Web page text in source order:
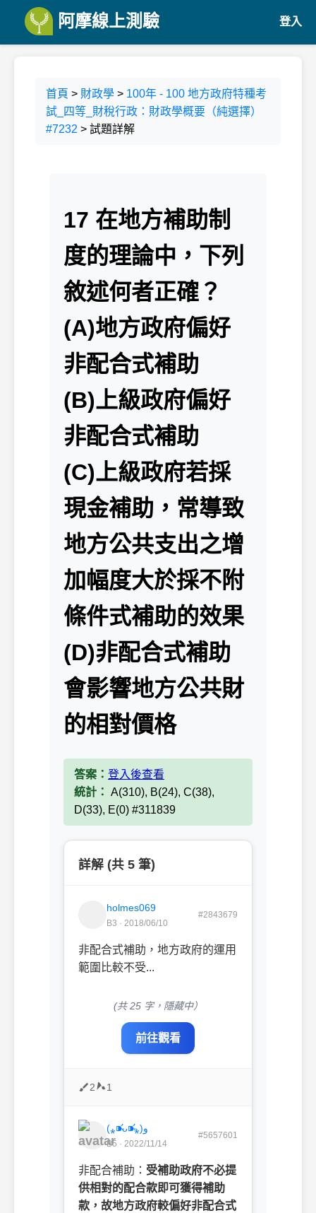
阿摩線上測驗 登入
首頁 > 財政學 > 100年 - 100 地方政府特種考
試_四等_財稅行政：財政學概要（純選擇）
#7232 > 試題詳解
17 在地方補助制
度的理論中，下列
敘述何者正確？
(A)地方政府偏好
非配合式補助
(B)上級政府偏好
非配合式補助
(C)上級政府若採
現金補助，常導致
地方公共支出之增
加幅度大於採不附
條件式補助的效果
(D)非配合式補助
會影響地方公共財
的相對價格
答案： 登入後查看
統計： A(310), B(24), C(38),
D(33), E(0) #311839
詳解 (共 5 筆)
holmes069
B3 · 2018/06/10
#2843679
非配合式補助，地方政府的運用
範圍比較不受...
(共 25 字，隱藏中）
前往觀看
2 1
(⁎⁍̴̛ᴗ⁍̴̛⁎)و
B5 · 2022/11/14
#5657601
非配合補助： 受補助政府不必提
供相對的配合款即可獲得補助
款，故地方政府較偏好非配合式